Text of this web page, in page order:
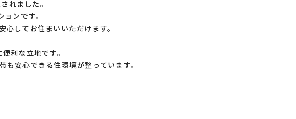
れました。
ンです。
してお住まいいただけます。
利な立地です。
安心できる住環境が整っています。